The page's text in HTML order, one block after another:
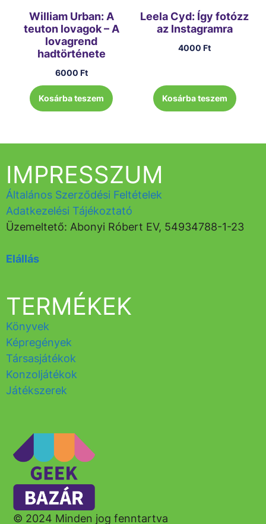
William Urban: A
teuton lovagok – A
lovagrend
hadtörténete
6000 Ft
Kosárba teszem
Leela Cyd: Így fotózz
az Instagramra
4000Ft
Kosárba teszem
© 2024 Minden jog fenntartva
TERMÉKEK
Könyvek
Képregények
Társasjátékok
Konzoljátékok
Játékszerek
IMPRESSZUM
Általános Szerződési Feltételek
Adatkezelési Tájékoztató
Üzemeltető: Abonyi Róbert EV, 54934788-1-23
Elállás